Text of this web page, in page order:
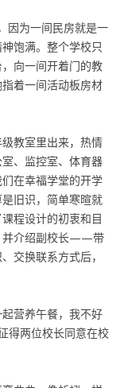
因为一间民房就是一
饱满。整个学校只
向一间开着门的教
着一间活动板房材
教室里出来，热情
、监控室、体育器
在幸福学堂的开学
旧识，简单寒暄就
程设计的初衷和目
并介绍副校长——带
交换联系方式后，
营养午餐，我不好
得两位校长同意在校